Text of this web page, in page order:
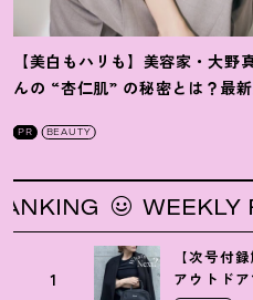
【美白もハリも】美容家・大野
んの “杏仁肌” の秘密とは ？ 最
PR BEAUTY
WEEKLY
1
【次号付
アウトド